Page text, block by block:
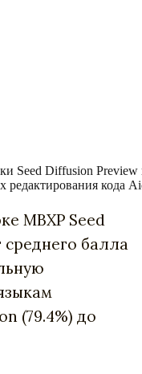
Seed Diffusion
редактирования кода
MBXP Seed
балла
(79.4%) до